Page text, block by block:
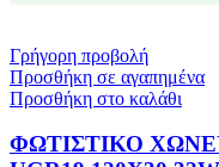
Γρήγορη προβολή
Προσθήκη σε αγαπημένα
Προσθήκη στο καλάθι
ΦΩΤΙΣΤΙΚΟ